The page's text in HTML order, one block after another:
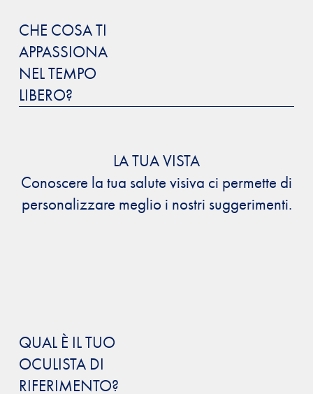
CHE COSA TI
APPASSIONA
NEL TEMPO
LIBERO?
LA TUA VISTA
Conoscere la tua salute visiva ci permette di
personalizzare meglio i nostri suggerimenti.
QUAL È IL TUO
OCULISTA DI
RIFERIMENTO?